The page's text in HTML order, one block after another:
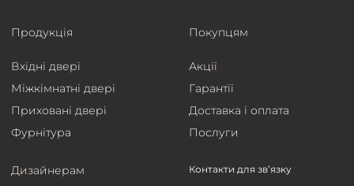
Продукція
Вхідні двері
Міжкімнатні двері
Приховані двері
Фурнітура
Покупцям
Акції
Гарантії
Доставка і оплата
Послуги
Дизайнерам
Контакти для зв’язку